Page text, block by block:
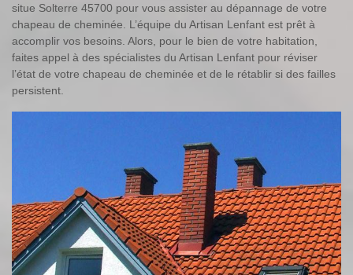
situe Solterre 45700 pour vous assister au dépannage de votre
chapeau de cheminée. L’équipe du Artisan Lenfant est prêt à
accomplir vos besoins. Alors, pour le bien de votre habitation,
faites appel à des spécialistes du Artisan Lenfant pour réviser
l’état de votre chapeau de cheminée et de le rétablir si des failles
persistent.